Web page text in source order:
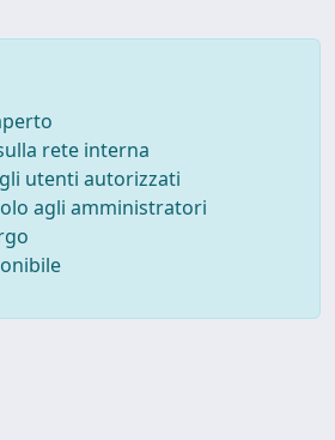
rete interna
utenti autorizzati
agli amministratori